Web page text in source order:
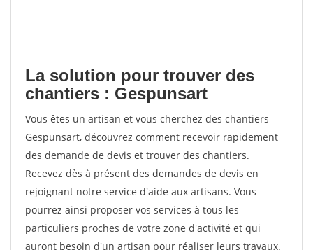
La solution pour trouver des
chantiers : Gespunsart
Vous êtes un artisan et vous cherchez des chantiers
Gespunsart, découvrez comment recevoir rapidement
des demande de devis et trouver des chantiers.
Recevez dès à présent des demandes de devis en
rejoignant notre service d'aide aux artisans. Vous
pourrez ainsi proposer vos services à tous les
particuliers proches de votre zone d'activité et qui
auront besoin d'un artisan pour réaliser leurs travaux.